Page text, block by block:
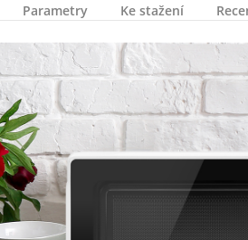
Parametry Ke stažení